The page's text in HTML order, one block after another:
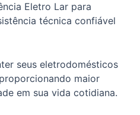
Eletro Lar para
técnica confiável
seus eletrodomésticos
maior
em sua vida cotidiana.